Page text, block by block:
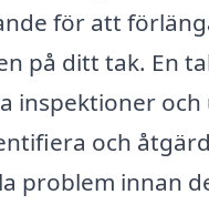
för att
på ditt tak. En
inspektioner och
och
problem innan